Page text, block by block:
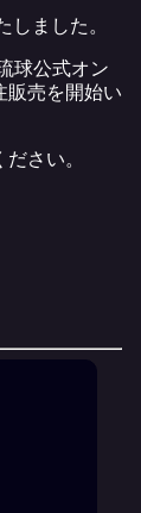
ました。
球公式オン
販売を開始い
さい。